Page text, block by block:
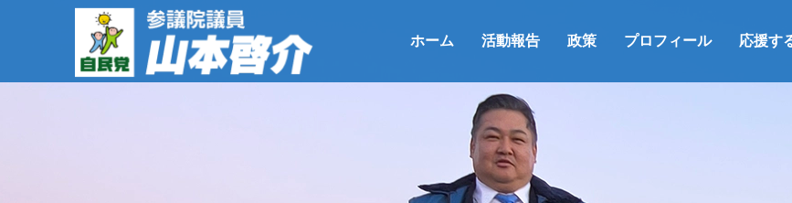
ホーム 活動報告 政策 プロフィール 応援す